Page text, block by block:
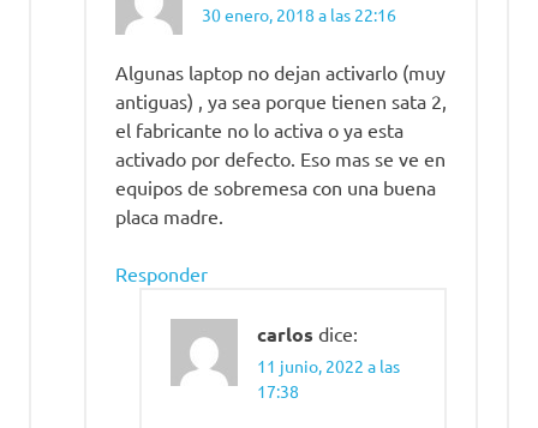
30 enero, 2018 a las 22:16
Algunas laptop no dejan activarlo (muy
antiguas) , ya sea porque tienen sata 2,
el fabricante no lo activa o ya esta
activado por defecto. Eso mas se ve en
equipos de sobremesa con una buena
placa madre.
Responder
carlos dice:
11 junio, 2022 a las
17:38